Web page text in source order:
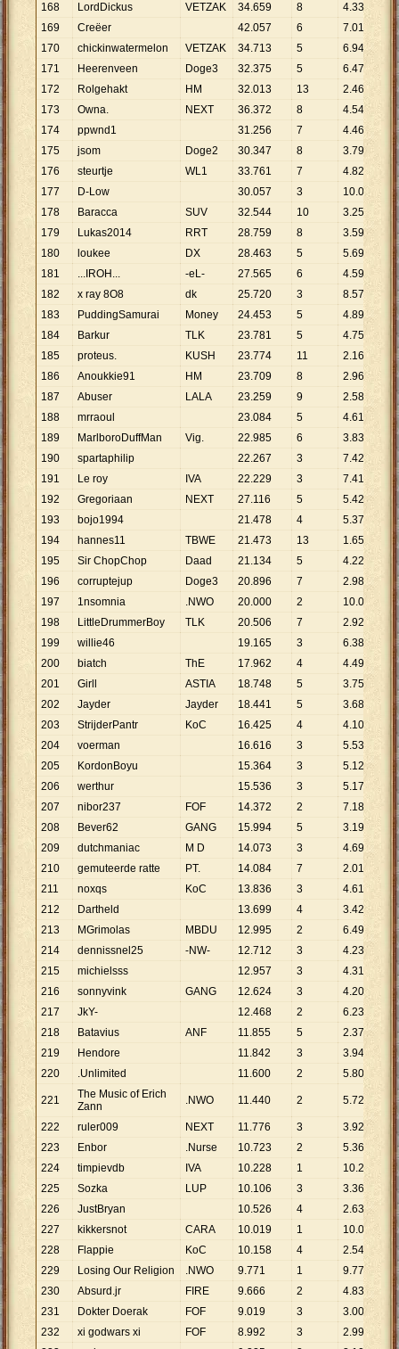
168
LordDickus VETZAK 34.659 8 4.332
169
Creëer 42.057 6 7.010
170
chickinwatermelon VETZAK 34.713 5 6.943
171
Heerenveen Doge3 32.375 5 6.475
172
Rolgehakt HM 32.013 13 2.463
173
Owna. NEXT 36.372 8 4.547
174
ppwnd1 31.256 7 4.465
175
jsom Doge2 30.347 8 3.793
176
steurtje WL1 33.761 7 4.823
177
D-Low 30.057 3 10.019
178
Baracca SUV 32.544 10 3.254
179
Lukas2014 RRT 28.759 8 3.595
180
loukee DX 28.463 5 5.693
181
...IROH... -eL- 27.565 6 4.594
182
x ray 8O8 dk 25.720 3 8.573
183
PuddingSamurai Money 24.453 5 4.891
184
Barkur TLK 23.781 5 4.756
185
proteus. KUSH 23.774 11 2.161
186
Anoukkie91 HM 23.709 8 2.964
187
Abuser LALA 23.259 9 2.584
188
mrraoul 23.084 5 4.617
189
MarlboroDuffMan Vig. 22.985 6 3.831
190
spartaphilip 22.267 3 7.422
191
Le roy IVA 22.229 3 7.410
192
Gregoriaan NEXT 27.116 5 5.423
193
bojo1994 21.478 4 5.370
194
hannes11 TBWE 21.473 13 1.652
195
Sir ChopChop Daad 21.134 5 4.227
196
corruptejup Doge3 20.896 7 2.985
197
1nsomnia .NWO 20.000 2 10.000
198
LittleDrummerBoy TLK 20.506 7 2.929
199
willie46 19.165 3 6.388
200
biatch ThE 17.962 4 4.491
201
Girll ASTIA 18.748 5 3.750
202
Jayder Jayder 18.441 5 3.688
203
StrijderPantr KoC 16.425 4 4.106
204
voerman 16.616 3 5.539
205
KordonBoyu 15.364 3 5.121
206
werthur 15.536 3 5.179
207
nibor237 FOF 14.372 2 7.186
208
Bever62 GANG 15.994 5 3.199
209
dutchmaniac M D 14.073 3 4.691
210
gemuteerde ratte PT. 14.084 7 2.012
211
noxqs KoC 13.836 3 4.612
212
Dartheld 13.699 4 3.425
213
MGrimolas MBDU 12.995 2 6.498
214
dennissnel25 -NW- 12.712 3 4.237
215
michielsss 12.957 3 4.319
216
sonnyvink GANG 12.624 3 4.208
217
JkY- 12.468 2 6.234
218
Batavius ANF 11.855 5 2.371
219
Hendore 11.842 3 3.947
220
.Unlimited 11.600 2 5.800
221
The Music of Erich
Zann
.NWO 11.440 2 5.720
222 ruler009 NEXT 11.776 3 3.925
223
Enbor .Nurse 10.723 2 5.362
224
timpievdb IVA 10.228 1 10.228
225
Sozka LUP 10.106 3 3.369
226
JustBryan 10.526 4 2.632
227
kikkersnot CARA 10.019 1 10.019
228
Flappie KoC 10.158 4 2.540
229
Losing Our Religion .NWO 9.771 1 9.771
230
Absurd.jr FIRE 9.666 2 4.833
231
Dokter Doerak FOF 9.019 3 3.006
232
xi godwars xi FOF 8.992 3 2.997